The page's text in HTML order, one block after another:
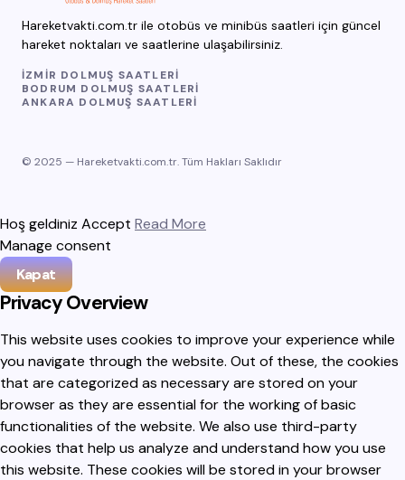
Hareketvakti.com.tr ile otobüs ve minibüs saatleri için güncel
hareket noktaları ve saatlerine ulaşabilirsiniz.
İZMIR DOLMUŞ SAATLERI
BODRUM DOLMUŞ SAATLERI
ANKARA DOLMUŞ SAATLERI
© 2025 — Hareketvakti.com.tr. Tüm Hakları Saklıdır
Hoş geldiniz Accept Read More
Manage consent
Kapat
Privacy Overview
This website uses cookies to improve your experience while
you navigate through the website. Out of these, the cookies
that are categorized as necessary are stored on your
browser as they are essential for the working of basic
functionalities of the website. We also use third-party
cookies that help us analyze and understand how you use
this website. These cookies will be stored in your browser